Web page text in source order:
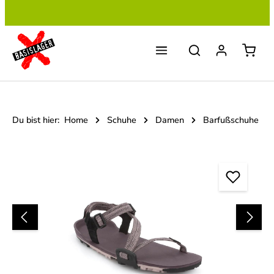
Du bist hier: Home Schuhe Damen Barfußschuhe